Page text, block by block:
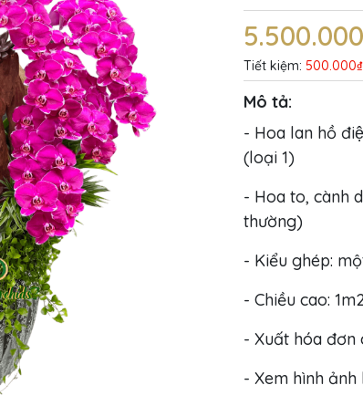
Tiết kiệm: 500.000₫
Mô tả:
- Hoa lan hồ
(loại 1)
- Hoa to, cành
thường)
- Kiểu ghép:
- Chiều cao:
- Xuất hóa đơn
- Xem hình